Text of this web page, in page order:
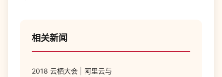
相关新闻
2018 云栖大会 | 阿里云与